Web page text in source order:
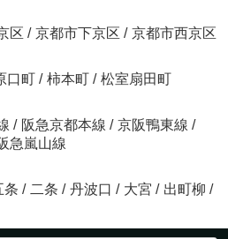
区 / 京都市下京区 / 京都市西京区
口町 / 柿本町 / 松室扇田町
/ 阪急京都本線 / 京阪鴨東線 /
急嵐山線
条 / 二条 / 丹波口 / 大宮 / 出町柳 /